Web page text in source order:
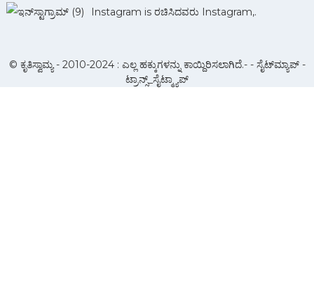
Instagram is ರಚಿಸಿದವರು Instagram,.
© ಕೃತಿಸ್ವಾಮ್ಯ - 2010-2024 : ಎಲ್ಲ ಹಕ್ಕುಗಳನ್ನು ಕಾಯ್ದಿರಿಸಲಾಗಿದೆ.- - ಸೈಟ್‌ಮ್ಯಾಪ್-
ಟ್ರಾನ್ಸ್_ಸೈಟ್ಮ್ಯಾಪ್